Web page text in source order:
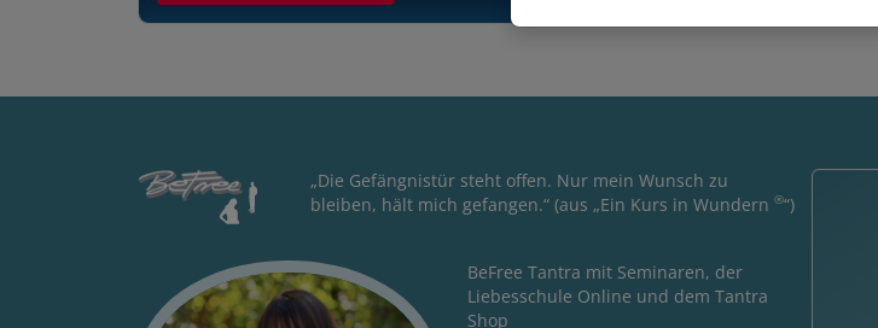
„Die Gefängnistür steht offen. Nur mein Wunsch zu
bleiben, hält mich gefangen.“ (aus „Ein Kurs in Wundern ®“)
BeFree Tantra mit Seminaren, der
Liebesschule Online und dem Tantra
Shop